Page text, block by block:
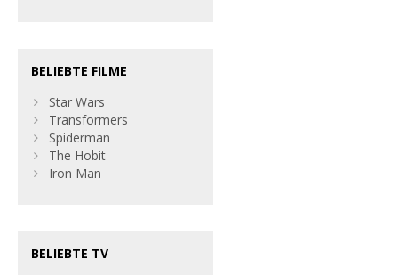
BELIEBTE FILME
Star Wars
Transformers
Spiderman
The Hobit
Iron Man
BELIEBTE TV